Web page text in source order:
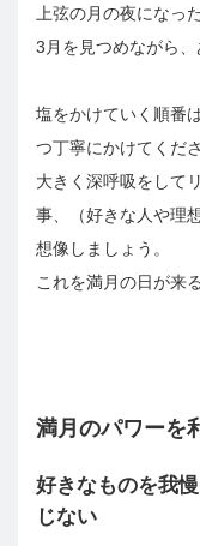
上弦の月の夜になっ
3月を見つめながら、
塩をかけていく順番
つ丁寧にかけてくださ
大きく深呼吸をして
事、（好きな人や理
想像しましょう。
これを満月の日が来
満月のパワーを
好きなものを我
じない